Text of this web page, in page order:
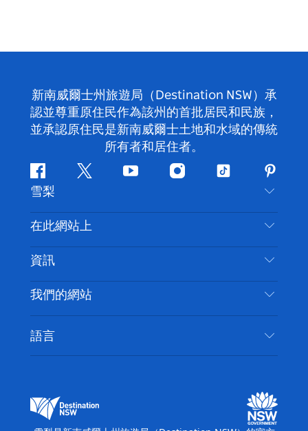
新南威爾士州旅遊局（Destination NSW）承
認並尊重原住民作為該州的首批居民和民族，
並承認原住民是新南威爾士土地和水域的傳統
所有者和居住者。
Facebook嘰
喳
喳
Youtube Instagram
抖
雪梨
聯絡我們
免責聲明
隱私
Cookie 通知
在此網站上
目的地
要做的事情
新南威爾士州公路旅行
活動
住宿
資訊
旅行資訊
無障礙雪梨
列出您的業務
我們的網站
新南威爾士州旅遊局（Destination NSW）媒體中
語言